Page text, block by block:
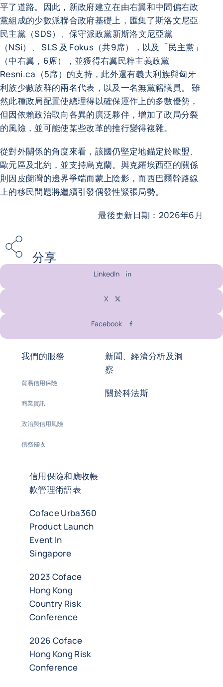
平了道路。因此，新政府建立在由右翼和中間偏右政
黨組成的少數派聯合政府基礎上，匯集了斯洛文尼亞
民主黨（SDS）、保守派政黨新斯洛文尼亞黨
（NSi）、 SLS 及 Fokus（共9席），以及「民主黨」
（中右翼，6席），並獲得右翼民粹主義政黨
Resni.ca（5席）的支持，此外還有義大利族與匈牙
利族少數族群的兩名代表，以及一名無黨籍議員。 雖
然此種政局配置使總理得以確保運作上的多數優勢，
但因依賴政治取向各異的廣泛夥伴，增加了政局分裂
的風險，並可能使某些改革的推行變得複雜。
從對外關係的角度來看，該國仍堅定地錨定於歐盟、
歐元區及北約，並支持烏克蘭。與克羅埃西亞的關係
則因皮蘭灣的邊界爭端而蒙上陰影，而西巴爾幹路線
上的移民問題將繼續引發偶發性緊張局勢。
最後更新日期：2026年6月
分享
LinkedIn
X
Facebook
我們的服務
貿易信用保險
商業資訊
政治與信用風險
債務催收
新聞、經濟分析及洞
察
關於科法斯
信用保險和應收帳
款管理術語表
Coface Urba360
Product Launch
Event In
Singapore
2023 Coface
Hong Kong
Country Risk
Conference
2026 Coface
Hong Kong Risk
Conference